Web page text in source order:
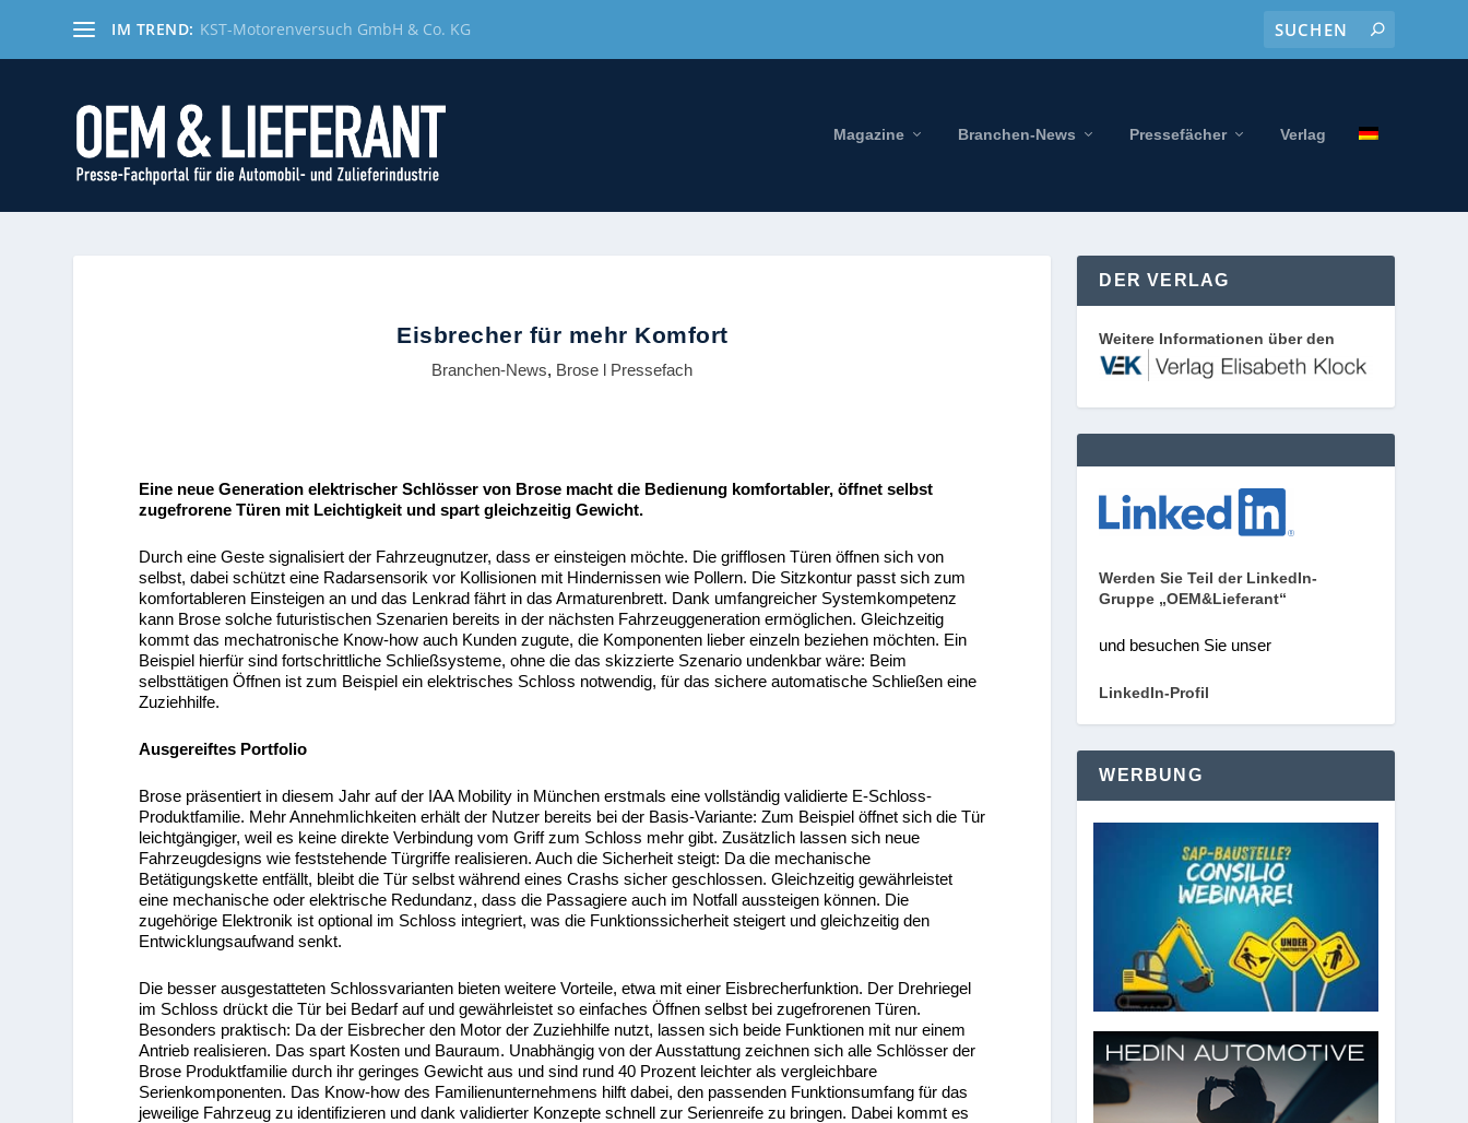
IM TREND: KST-Motorenversuch GmbH & Co. KG
Magazine Branchen-News Pressefächer Verlag
Eisbrecher für mehr Komfort
Branchen-News, Brose l Pressefach
Eine neue Generation elektrischer Schlösser von Brose macht die Bedienung komfortabler, öffnet selbst
zugefrorene Türen mit Leichtigkeit und spart gleichzeitig Gewicht.
Durch eine Geste signalisiert der Fahrzeugnutzer, dass er einsteigen möchte. Die grifflosen Türen öffnen sich von
selbst, dabei schützt eine Radarsensorik vor Kollisionen mit Hindernissen wie Pollern. Die Sitzkontur passt sich zum
komfortableren Einsteigen an und das Lenkrad fährt in das Armaturenbrett. Dank umfangreicher Systemkompetenz
kann Brose solche futuristischen Szenarien bereits in der nächsten Fahrzeuggeneration ermöglichen. Gleichzeitig
kommt das mechatronische Know-how auch Kunden zugute, die Komponenten lieber einzeln beziehen möchten. Ein
Beispiel hierfür sind fortschrittliche Schließsysteme, ohne die das skizzierte Szenario undenkbar wäre: Beim
selbsttätigen Öffnen ist zum Beispiel ein elektrisches Schloss notwendig, für das sichere automatische Schließen eine
Zuziehhilfe.
Ausgereiftes Portfolio
Brose präsentiert in diesem Jahr auf der IAA Mobility in München erstmals eine vollständig validierte E-Schloss-
Produktfamilie. Mehr Annehmlichkeiten erhält der Nutzer bereits bei der Basis-Variante: Zum Beispiel öffnet sich die Tür
leichtgängiger, weil es keine direkte Verbindung vom Griff zum Schloss mehr gibt. Zusätzlich lassen sich neue
Fahrzeugdesigns wie feststehende Türgriffe realisieren. Auch die Sicherheit steigt: Da die mechanische
Betätigungskette entfällt, bleibt die Tür selbst während eines Crashs sicher geschlossen. Gleichzeitig gewährleistet
eine mechanische oder elektrische Redundanz, dass die Passagiere auch im Notfall aussteigen können. Die
zugehörige Elektronik ist optional im Schloss integriert, was die Funktionssicherheit steigert und gleichzeitig den
Entwicklungsaufwand senkt.
Die besser ausgestatteten Schlossvarianten bieten weitere Vorteile, etwa mit einer Eisbrecherfunktion. Der Drehriegel
im Schloss drückt die Tür bei Bedarf auf und gewährleistet so einfaches Öffnen selbst bei zugefrorenen Türen.
Besonders praktisch: Da der Eisbrecher den Motor der Zuziehhilfe nutzt, lassen sich beide Funktionen mit nur einem
Antrieb realisieren. Das spart Kosten und Bauraum. Unabhängig von der Ausstattung zeichnen sich alle Schlösser der
Brose Produktfamilie durch ihr geringes Gewicht aus und sind rund 40 Prozent leichter als vergleichbare
Serienkomponenten. Das Know-how des Familienunternehmens hilft dabei, den passenden Funktionsumfang für das
jeweilige Fahrzeug zu identifizieren und dank validierter Konzepte schnell zur Serienreife zu bringen. Dabei kommt es
DER VERLAG
Weitere Informationen über den
Werden Sie Teil der LinkedIn-
Gruppe „OEM&Lieferant“
und besuchen Sie unser
LinkedIn-Profil
WERBUNG